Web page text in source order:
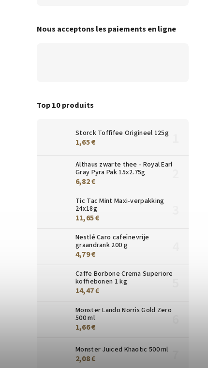
Nous acceptons les paiements en ligne
Top 10 produits
Storck Toffifee Origineel 125g
1,65 €
Althaus zwarte thee - Royal Earl
Gray Pyra Pak 15x2.75g
6,82 €
Tic Tac Mint Maxi-verpakking
24x18g
11,65 €
Nestlé Caro cafeïnevrije
graandrank 200 g
4,79 €
Caffe Borbone Crema Superiore
koffiebonen 1 kg
14,47 €
Monster Lando Norris Gold Zero
500 ml
1,66 €
Monster Juiced Khaotic 500 ml
2,08 €